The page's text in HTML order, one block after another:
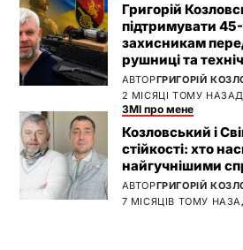
Григорій
підтримувати
захисникам
рушниці та
АВТОРГРИГОРІЙ
2 МІСЯЦІ ТОМУ НАЗАД
ЗМІ про мене
Козловський і
стійкості: хто
найгучнішими
АВТОРГРИГОРІЙ
7 МІСЯЦІВ ТОМУ